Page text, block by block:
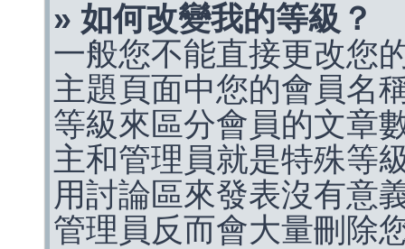
» 如何改變我的等級？
一般您不能直接更改您
主題頁面中您的會員名
等級來區分會員的文章
主和管理員就是特殊等
用討論區來發表沒有意
管理員反而會大量刪除